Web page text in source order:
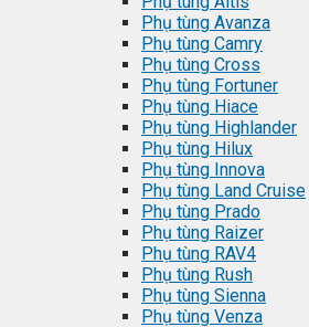
Phụ tùng Avanza
Phụ tùng Camry
Phụ tùng Cross
Phụ tùng Fortuner
Phụ tùng Hiace
Phụ tùng Highlander
Phụ tùng Hilux
Phụ tùng Innova
Phụ tùng Land Cruise
Phụ tùng Prado
Phụ tùng Raizer
Phụ tùng RAV4
Phụ tùng Rush
Phụ tùng Sienna
Phụ tùng Venza